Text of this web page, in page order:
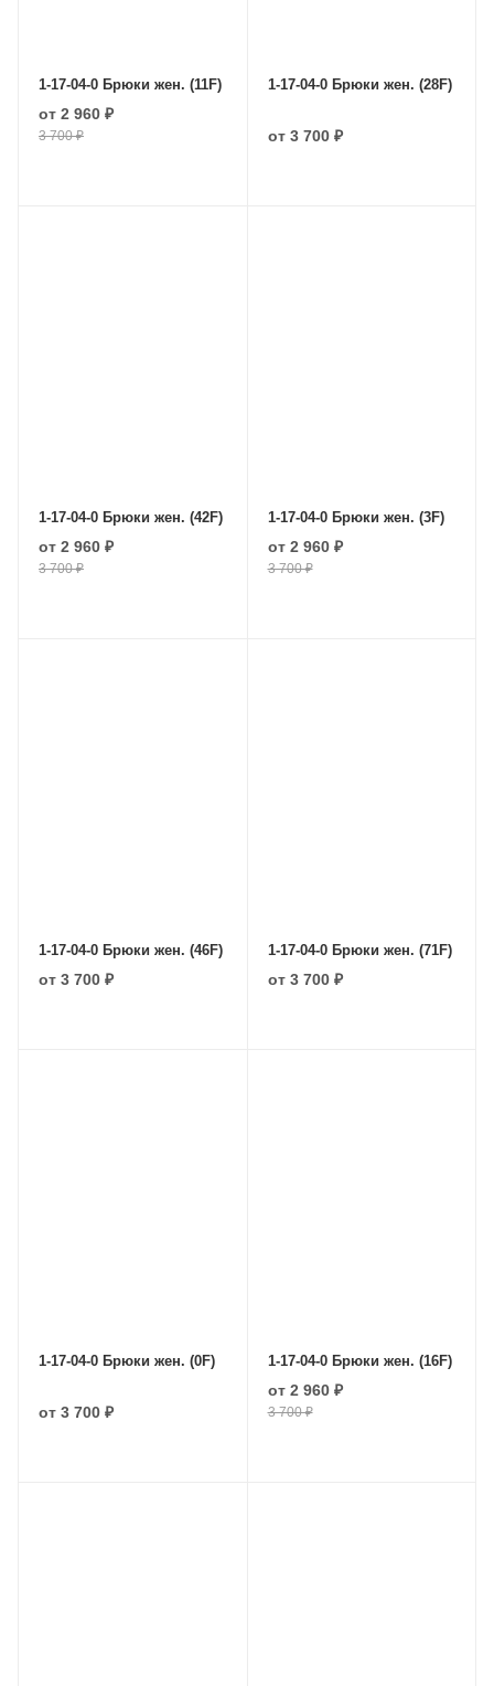
1-17-04-0 Брюки жен. (11F)
от 2 960 ₽
3 700 ₽
1-17-04-0 Брюки жен. (28F)
от 3 700 ₽
1-17-04-0 Брюки жен. (42F)
от 2 960 ₽
3 700 ₽
1-17-04-0 Брюки жен. (3F)
от 2 960 ₽
3 700 ₽
1-17-04-0 Брюки жен. (46F)
от 3 700 ₽
1-17-04-0 Брюки жен. (71F)
от 3 700 ₽
1-17-04-0 Брюки жен. (0F)
от 3 700 ₽
1-17-04-0 Брюки жен. (16F)
от 2 960 ₽
3 700 ₽